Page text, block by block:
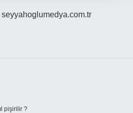
seyyahoglumedya.com.tr
pişirilir ?